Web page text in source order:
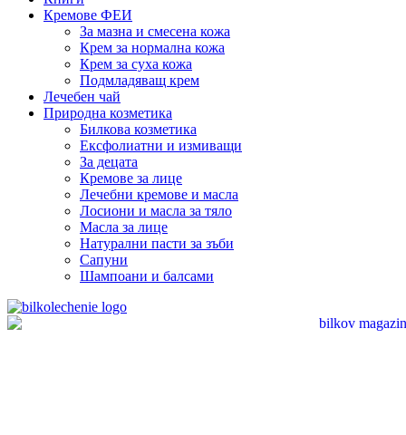
Кремове ФЕИ
За мазна и смесена кожа
Крем за нормална кожа
Крем за суха кожа
Подмладяващ крем
Лечебен чай
Природна козметика
Билкова козметика
Ексфолиатни и измиващи
За децата
Кремове за лице
Лечебни кремове и масла
Лосиони и масла за тяло
Масла за лице
Натурални пасти за зъби
Сапуни
Шампоани и балсами